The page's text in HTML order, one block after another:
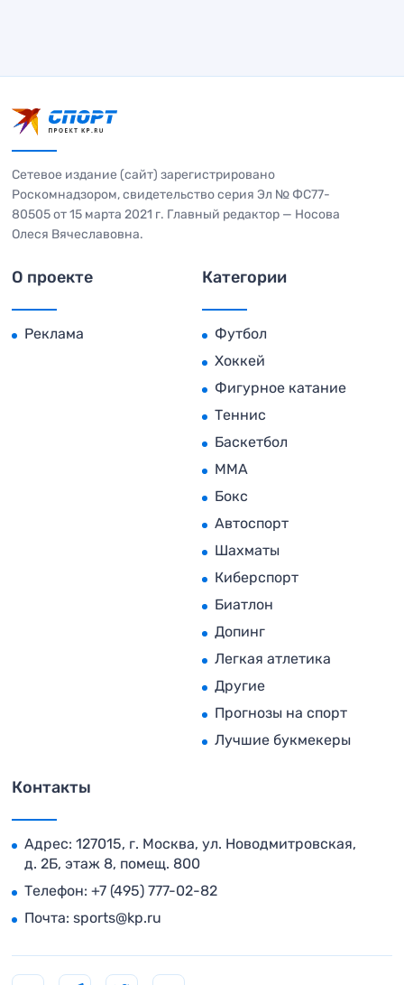
Сетевое издание (сайт) зарегистрировано
Роскомнадзором, свидетельство серия Эл № ФС77-
80505 от 15 марта 2021 г. Главный редактор — Носова
Олеся Вячеславовна.
О проекте
Реклама
Категории
Футбол
Хоккей
Фигурное катание
Теннис
Баскетбол
MMA
Бокс
Автоспорт
Шахматы
Киберспорт
Биатлон
Допинг
Легкая атлетика
Другие
Прогнозы на спорт
Лучшие букмекеры
Контакты
Адрес: 127015, г. Москва, ул. Новодмитровская,
д. 2Б, этаж 8, помещ. 800
Телефон: +7 (495) 777-02-82
Почта: sports@kp.ru